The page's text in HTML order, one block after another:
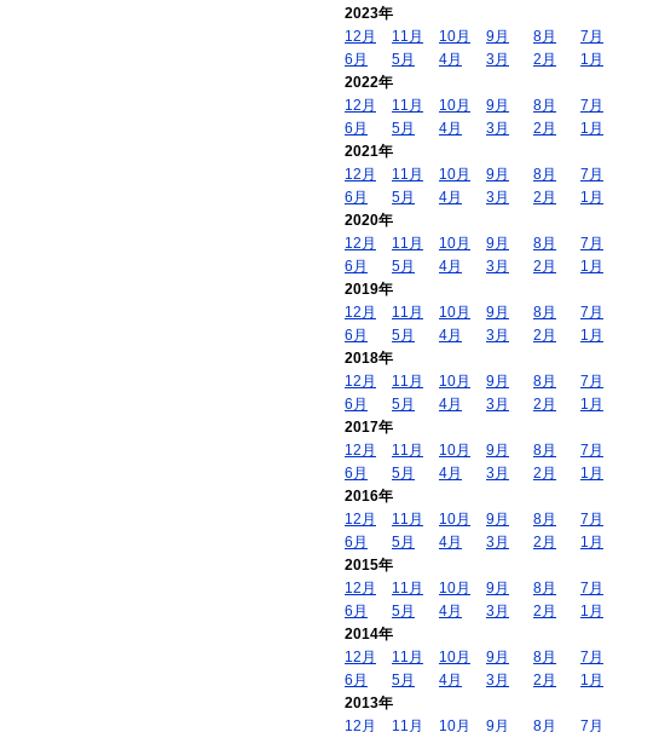
2023年
12月
11月 10月 9月 8月
7月
6月
5月 4月 3月 2月
1月
2022年
12月
11月 10月 9月 8月
7月
6月
5月 4月 3月 2月
1月
2021年
12月
11月 10月 9月 8月
7月
6月
5月 4月 3月 2月
1月
2020年
12月
11月 10月 9月 8月
7月
6月
5月 4月 3月 2月
1月
2019年
12月
11月 10月 9月 8月
7月
6月
5月 4月 3月 2月
1月
2018年
12月
11月 10月 9月 8月
7月
6月
5月 4月 3月 2月
1月
2017年
12月
11月 10月 9月 8月
7月
6月
5月 4月 3月 2月
1月
2016年
12月
11月 10月 9月 8月
7月
6月
5月 4月 3月 2月
1月
2015年
12月
11月 10月 9月 8月
7月
6月
5月 4月 3月 2月
1月
2014年
12月
11月 10月 9月 8月
7月
6月
5月 4月 3月 2月
1月
2013年
12月
11月 10月 9月 8月 7月